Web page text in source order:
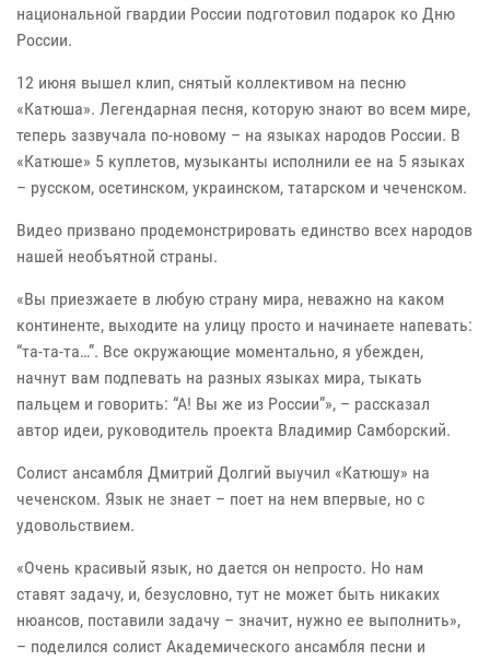
национальной гвардии России подготовил подарок ко Дню
России.
12 июня вышел клип, снятый коллективом на песню
«Катюша». Легендарная песня, которую знают во всем мире,
теперь зазвучала по-новому – на языках народов России. В
«Катюше» 5 куплетов, музыканты исполнили ее на 5 языках
– русском, осетинском, украинском, татарском и чеченском.
Видео призвано продемонстрировать единство всех народов
нашей необъятной страны.
«Вы приезжаете в любую страну мира, неважно на каком
континенте, выходите на улицу просто и начинаете напевать:
“та-та-та…”. Все окружающие моментально, я убежден,
начнут вам подпевать на разных языках мира, тыкать
пальцем и говорить: “А! Вы же из России”», – рассказал
автор идеи, руководитель проекта Владимир Самборский.
Солист ансамбля Дмитрий Долгий выучил «Катюшу» на
чеченском. Язык не знает – поет на нем впервые, но с
удовольствием.
«Очень красивый язык, но дается он непросто. Но нам
ставят задачу, и, безусловно, тут не может быть никаких
нюансов, поставили задачу – значит, нужно ее выполнить»,
– поделился солист Академического ансамбля песни и